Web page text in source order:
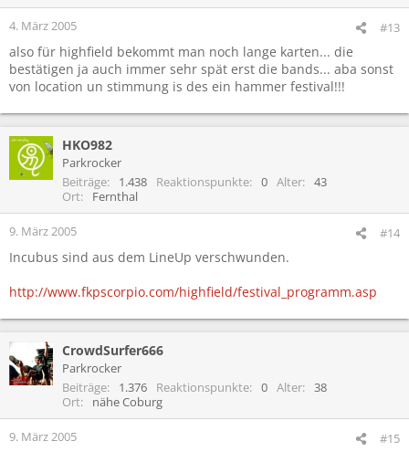
4. März 2005 #13
also für highfield bekommt man noch lange karten... die
bestätigen ja auch immer sehr spät erst die bands... aba sonst
von location un stimmung is des ein hammer festival!!!
HKO982
Parkrocker
Beiträge
1.438 Reaktionspunkte 0 Alter
43
Ort
Fernthal
9. März 2005 #14
Incubus sind aus dem LineUp verschwunden.
http://www.fkpscorpio.com/highfield/festival_programm.asp
CrowdSurfer666
Parkrocker
Beiträge
1.376 Reaktionspunkte 0 Alter
38
Ort
nähe Coburg
9. März 2005 #15